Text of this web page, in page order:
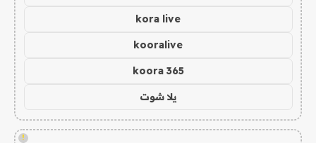
kora live
kooralive
koora 365
يلا شوت
!